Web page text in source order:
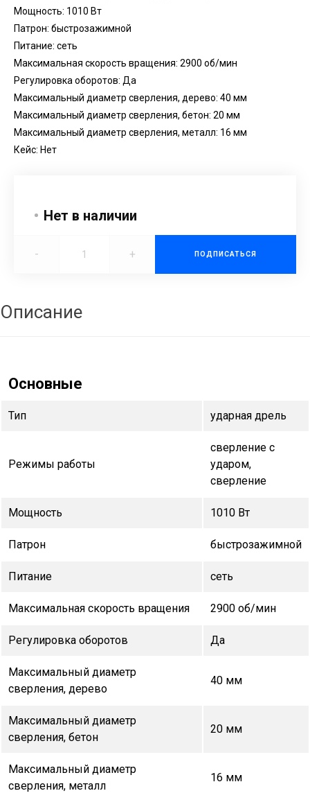
Мощность: 1010 Вт
Патрон: быстрозажимной
Питание: сеть
Максимальная скорость вращения: 2900 об/мин
Регулировка оборотов: Да
Максимальный диаметр сверления, дерево: 40 мм
Максимальный диаметр сверления, бетон: 20 мм
Максимальный диаметр сверления, металл: 16 мм
Кейс: Нет
Нет в наличии
- + ПОДПИСАТЬСЯ
Описание
Основные
Тип ударная дрель
Режимы работы
сверление с
ударом,
сверление
Мощность 1010 Вт
Патрон быстрозажимной
Питание сеть
Максимальная скорость вращения 2900 об/мин
Регулировка оборотов Да
Максимальный диаметр
сверления, дерево
40 мм
Максимальный диаметр
сверления, бетон
20 мм
Максимальный диаметр
сверления, металл
16 мм